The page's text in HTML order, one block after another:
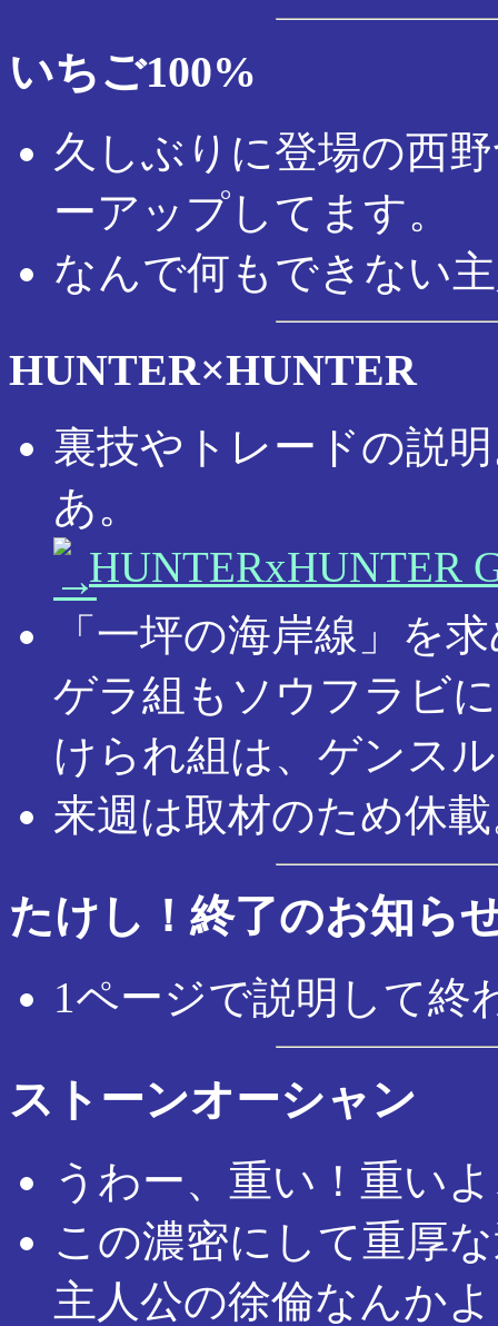
いちご100%
久しぶりに登場の西
ーアップしてます。
なんで何もできない
HUNTER×HUNTER
裏技やトレードの説
あ。
HUNTERxHUNTER
「一坪の海岸線」を
ゲラ組もソウフラビ
けられ組は、ゲンス
来週は取材のため休
たけし！終了のお知ら
1ページで説明して
ストーンオーシャン
うわー、重い！重い
この濃密にして重厚
主人公の徐倫なんか